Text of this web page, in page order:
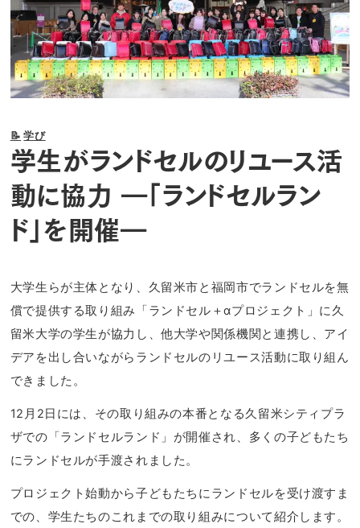
📝 学び
学生がランドセルのリユース活
動に協力 ―「ランドセルラン
ド」を開催―
大学生らが主体となり、久留米市と福岡市でランドセルを無
償で提供する取り組み「ランドセル＋αプロジェクト」に久
留米大学の学生が協力し、他大学や関係機関と連携し、アイ
デアを出し合いながらランドセルのリユース活動に取り組ん
できました。
12月2日には、その取り組みの本番となる久留米シティプラ
ザでの「ランドセルランド」が開催され、多くの子どもたち
にランドセルが手渡されました。
プロジェクト始動から子どもたちにランドセルを受け渡すま
での、学生たちのこれまでの取り組みについて紹介します。